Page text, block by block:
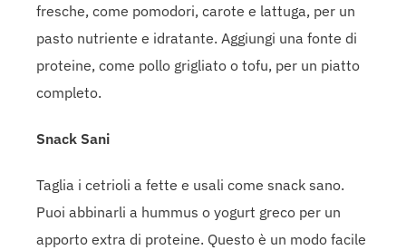
fresche, come pomodori, carote e lattuga, per un
pasto nutriente e idratante. Aggiungi una fonte di
proteine, come pollo grigliato o tofu, per un piatto
completo.
Snack Sani
Taglia i cetrioli a fette e usali come snack sano.
Puoi abbinarli a hummus o yogurt greco per un
apporto extra di proteine. Questo è un modo facile